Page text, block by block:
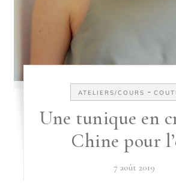
ATELIERS/COURS -
Une tunique en
Chine pour
7 août 2019